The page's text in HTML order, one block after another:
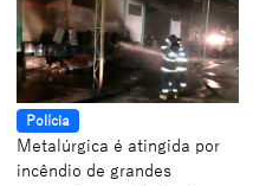
Polícia
Metalúrgica é atingida por
incêndio de grandes